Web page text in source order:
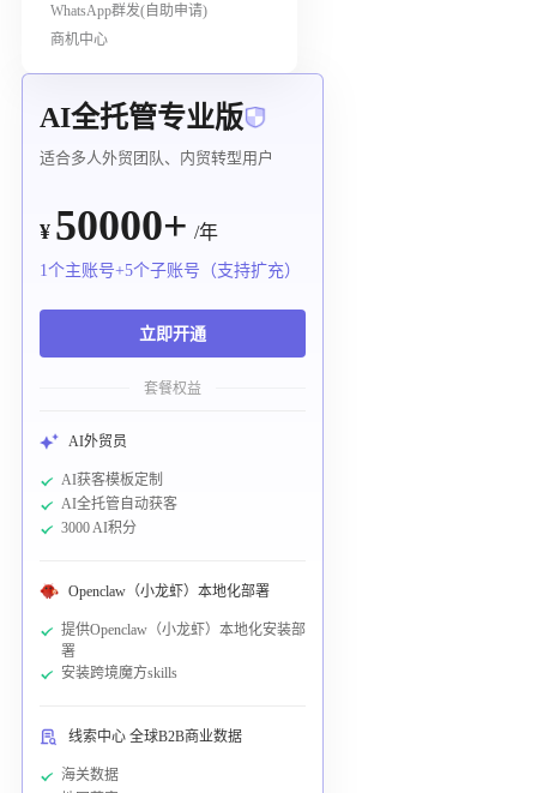
WhatsApp群发(自助申请)
商机中心
AI全托管专业版
适合多人外贸团队、内贸转型用户
¥ 50000+ /年
1个主账号+5个子账号（支持扩充）
立即开通
套餐权益
AI外贸员
AI获客模板定制
AI全托管自动获客
3000 AI积分
Openclaw（小龙虾）本地化部署
提供Openclaw（小龙虾）本地化安装部
署
安装跨境魔方skills
线索中心 全球B2B商业数据
海关数据